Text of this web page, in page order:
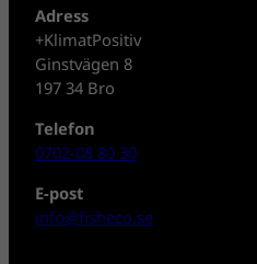
Adress
+KlimatPositiv
Ginstvägen 8
197 34 Bro
Telefon
0702-08 80 30
E-post
info@fisheco.se